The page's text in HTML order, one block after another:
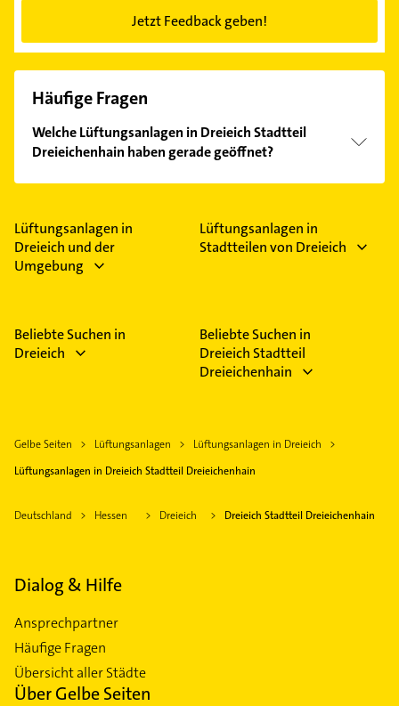
Jetzt Feedback geben!
Häufige Fragen
Welche Lüftungsanlagen in Dreieich Stadtteil
Dreieichenhain haben gerade geöffnet?
Im Anbieter-Bereich finden Sie alleÖffnungszeiten.
Feiertagen abweichen können.
Lüftungsanlagen in
Dreieich und der
Umgebung
Lüftungsanlagen in
Stadtteilen von Dreieich
Beliebte Suchen in
Dreieich
Beliebte Suchen in
Dreieich Stadtteil
Dreieichenhain
Gelbe Seiten Lüftungsanlagen
Lüftungsanlagen in Dreieich
Lüftungsanlagen in Dreieich Stadtteil Dreieichenhain
Deutschland Hessen Dreieich Dreieich Stadtteil Dreieichenhain
Dialog & Hilfe
Ansprechpartner
Häufige Fragen
Übersicht aller Städte
Über Gelbe Seiten